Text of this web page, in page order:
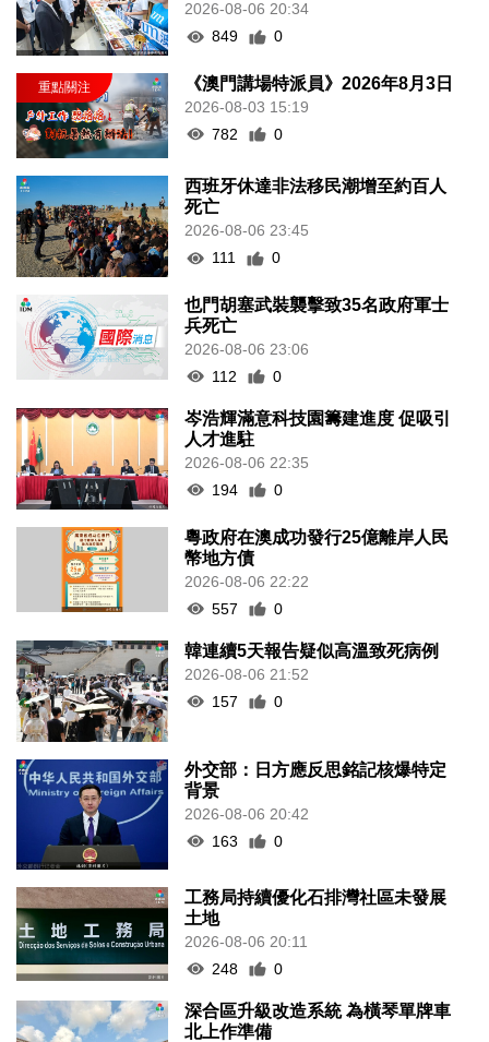
2026-08-06 20:34
849
0
《澳門講場特派員》2026年8月3日
2026-08-03 15:19
782
0
西班牙休達非法移民潮增至約百人
死亡
2026-08-06 23:45
111
0
也門胡塞武裝襲擊致35名政府軍士
兵死亡
2026-08-06 23:06
112
0
岑浩輝滿意科技園籌建進度 促吸引
人才進駐
2026-08-06 22:35
194
0
粵政府在澳成功發行25億離岸人民
幣地方債
2026-08-06 22:22
557
0
韓連續5天報告疑似高溫致死病例
2026-08-06 21:52
157
0
外交部：日方應反思銘記核爆特定
背景
2026-08-06 20:42
163
0
工務局持續優化石排灣社區未發展
土地
2026-08-06 20:11
248
0
深合區升級改造系統 為橫琴單牌車
北上作準備